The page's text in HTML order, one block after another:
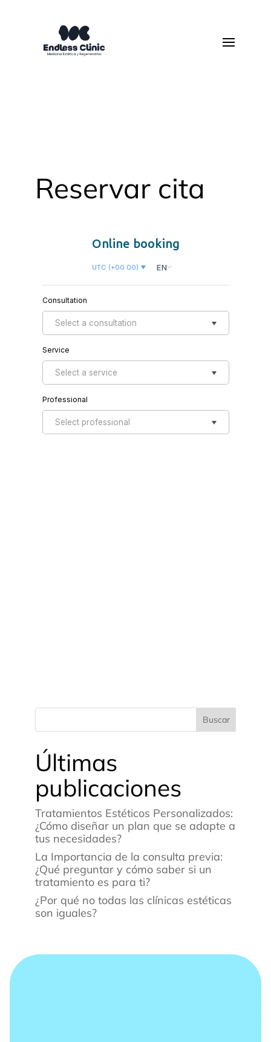
Reservar cita
Buscar
Últimas
publicaciones
Tratamientos Estéticos Personalizados:
¿Cómo diseñar un plan que se adapte a
tus necesidades?
La Importancia de la consulta previa:
¿Qué preguntar y cómo saber si un
tratamiento es para ti?
¿Por qué no todas las clínicas estéticas
son iguales?